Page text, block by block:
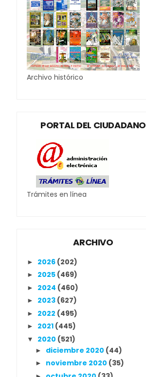
Archivo histórico
PORTAL DEL CIUDADANO
Trámites en línea
ARCHIVO
► 2026 (202)
► 2025 (469)
► 2024 (460)
► 2023 (627)
► 2022 (495)
► 2021 (445)
▼ 2020 (521)
► diciembre 2020 (44)
► noviembre 2020 (35)